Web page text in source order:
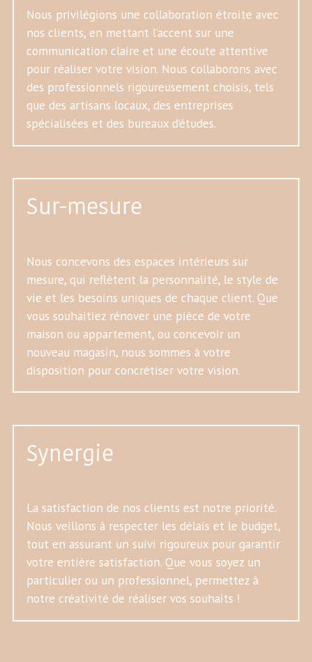
Nous privilégions une collaboration étroite avec
nos clients, en mettant l’accent sur une
communication claire et une écoute attentive
pour réaliser votre vision. Nous collaborons avec
des professionnels rigoureusement choisis, tels
que des artisans locaux, des entreprises
spécialisées et des bureaux d’études.
Sur-mesure
Nous concevons des espaces intérieurs sur
mesure, qui reflètent la personnalité, le style de
vie et les besoins uniques de chaque client. Que
vous souhaitiez rénover une pièce de votre
maison ou appartement, ou concevoir un
nouveau magasin, nous sommes à votre
disposition pour concrétiser votre vision.
Synergie
La satisfaction de nos clients est notre priorité.
Nous veillons à respecter les délais et le budget,
tout en assurant un suivi rigoureux pour garantir
votre entière satisfaction. Que vous soyez un
particulier ou un professionnel, permettez à
notre créativité de réaliser vos souhaits !